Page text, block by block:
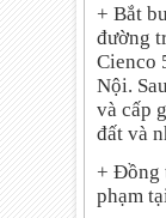
+ Bắt
đường
Cienco
Nội.
và cấp
đất và
+ Đồng
phạm